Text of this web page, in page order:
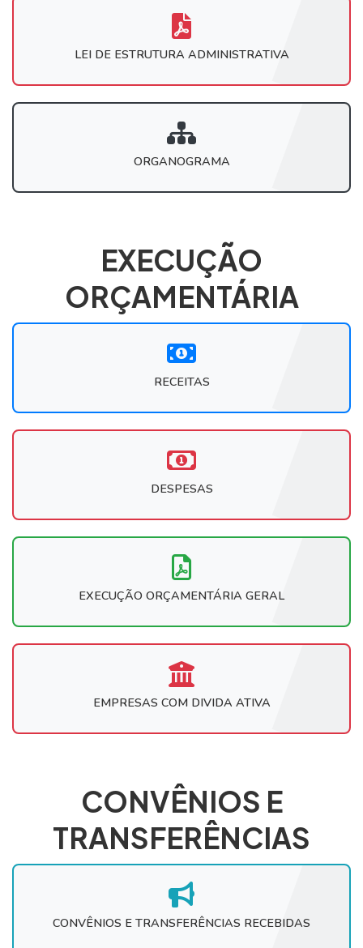
LEI DE ESTRUTURA ADMINISTRATIVA
ORGANOGRAMA
EXECUÇÃO
ORÇAMENTÁRIA
RECEITAS
DESPESAS
EXECUÇÃO ORÇAMENTÁRIA GERAL
EMPRESAS COM DIVIDA ATIVA
CONVÊNIOS E
TRANSFERÊNCIAS
CONVÊNIOS E TRANSFERÊNCIAS RECEBIDAS